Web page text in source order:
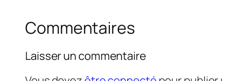
Commentaires
Laisser un commentaire